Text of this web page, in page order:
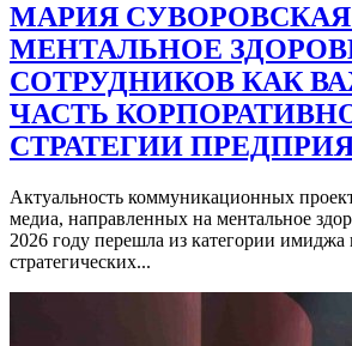
МАРИЯ
МЕНТАЛЬНОЕ
СОТРУДНИКОВ КАК
ЧАСТЬ
СТРАТЕГИИ
Актуальность коммуникационных
медиа, направленных на ментальное
2026 году перешла из категории имиджа
стратегических...